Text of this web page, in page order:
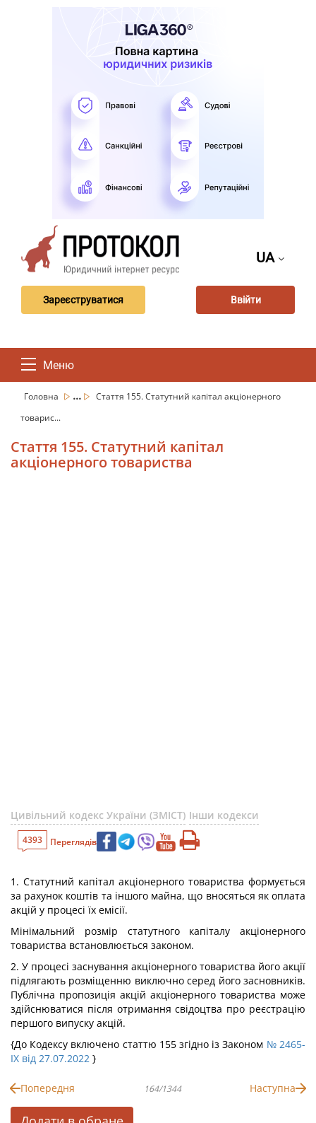
UA
Зареєструватися Ввійти
Меню
Головна ...
Стаття 155. Статутний капітал акціонерного
товарис...
Стаття 155. Статутний капітал
акціонерного товариства
Цивільний кодекс України (ЗМІСТ) Інши кодекси
4393 Переглядів
1. Статутний капітал акціонерного товариства формується
за рахунок коштів та іншого майна, що вносяться як оплата
акцій у процесі їх емісії.
Мінімальний розмір статутного капіталу акціонерного
товариства встановлюється законом.
2. У процесі заснування акціонерного товариства його акції
підлягають розміщенню виключно серед його засновників.
Публічна пропозиція акцій акціонерного товариства може
здійснюватися після отримання свідоцтва про реєстрацію
першого випуску акцій.
{До Кодексу включено статтю 155 згідно із Законом № 2465-
IX від 27.07.2022 }
Попередня 164/1344 Наступна